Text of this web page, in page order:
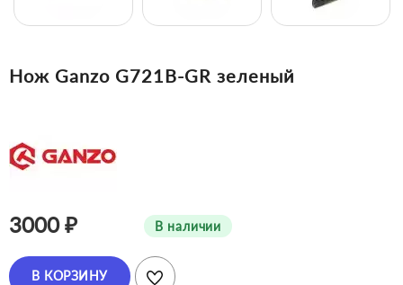
Нож Ganzo G721B-GR зеленый
3000 ₽ В наличии
В КОРЗИНУ